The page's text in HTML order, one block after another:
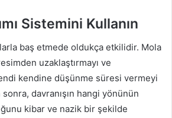
Sistemini Kullanın
baş etmede oldukça etkilidir. Mola
uzaklaştırmayı ve
kendine düşünme süresi vermeyi
davranışın hangi yönünün
kibar ve nazik bir şekilde